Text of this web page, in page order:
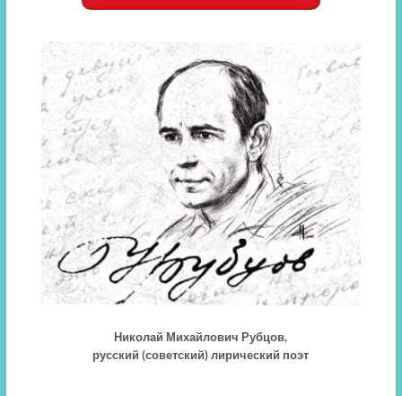
Николай Михайлович Рубцов,
русский (советский) лирический поэт